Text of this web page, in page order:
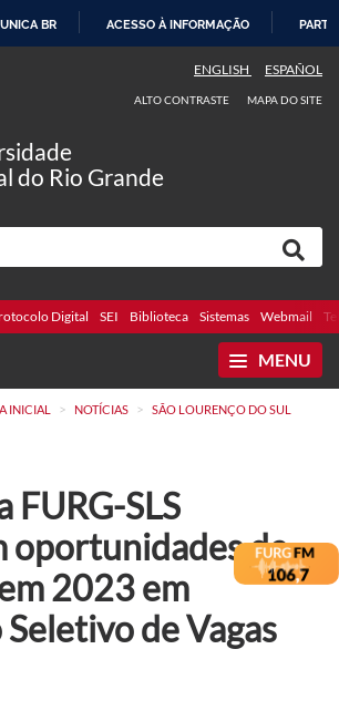
BR ACESSO À INFORMAÇÃO
ENGLISH ESPAÑOL
ALTO CONTRASTE MAPA DO SITE
do Rio Grande
Digital SEI Biblioteca Sistemas Webmail
MENU
INICIAL > NOTÍCIAS > SÃO LOURENÇO DO SUL
FURG-SLS
oportunidades de
2023 em
de Vagas